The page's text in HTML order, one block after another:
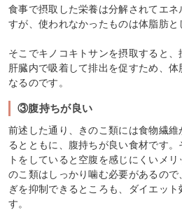
食事で摂取した栄養は分解されてエネ
すが、使われなかったものは体脂肪と
そこでキノコキトサンを摂取すると、
肝臓内で吸着して排出を促すため、体
なるのです。
③腹持ちが良い
前述した通り、きのこ類には食物繊
るとともに、腹持ちが良い食材です
トをしていると空腹を感じにくいメ
のこ類はしっかり噛む必要があるの
ぎを抑制できるところも、ダイエッ
す。